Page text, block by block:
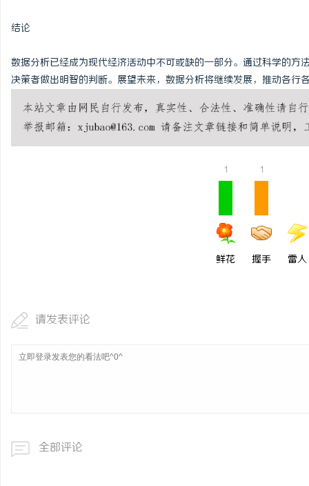
结论
数据分析已经成为现代经济活动中不可或缺的一部分。通过科学的
决策者做出明智的判断。展望未来，数据分析将继续发展，推动各行
1
鲜花
1
握手 雷人
请发表评论
全部评论